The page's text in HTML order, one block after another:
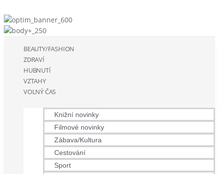
BEAUTY/FASHION
ZDRAVÍ
HUBNUTÍ
VZTAHY
VOLNÝ ČAS
Knižní novinky
Filmové novinky
Zábava/Kultura
Cestování
Sport